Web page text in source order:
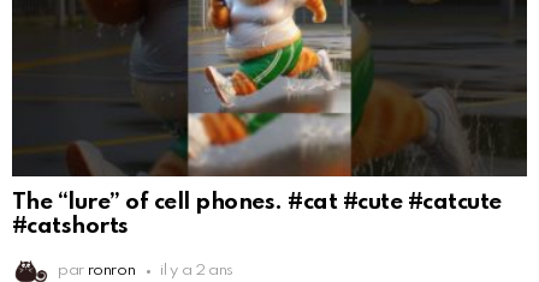
The “lure” of cell phones. #cat #cute #catcute
#catshorts
par ronron il y a 2 ans